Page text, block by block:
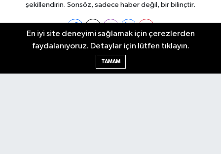
şekillendirin. Sonsöz, sadece haber değil, bir bilinçtir.
Ankara Nöbetçi Eczaneler
En iyi site deneyimi sağlamak için çerezlerden
faydalanıyoruz. Detaylar için lütfen tıklayın.
TAMAM